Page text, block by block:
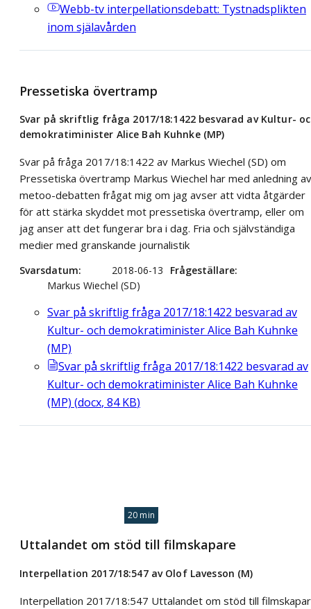
Webb-tv interpellationsdebatt: Tystnadsplikten
inom själavården
Pressetiska övertramp
Svar på skriftlig fråga 2017/18:1422 besvarad av Kultur-
demokratiminister Alice Bah Kuhnke (MP)
Svar på fråga 2017/18:1422 av Markus Wiechel (SD) om
Pressetiska övertramp Markus Wiechel har med anledning av
metoo-debatten frågat mig om jag avser att vidta åtgärder
för att stärka skyddet mot pressetiska övertramp, eller om
jag anser att det fungerar bra i dag. Fria och självständiga
medier med granskande journalistik
Svarsdatum 2018-06-13
Frågeställare
Markus Wiechel (SD)
Svar på skriftlig fråga 2017/18:1422 besvarad av
Kultur- och demokratiminister Alice Bah Kuhnke
(MP)
Svar på skriftlig fråga 2017/18:1422 besvarad av
Kultur- och demokratiminister Alice Bah Kuhnke
(MP) (docx, 84 KB)
20 min
Uttalandet om stöd till filmskapare
Interpellation 2017/18:547 av Olof Lavesson (M)
Interpellation 2017/18:547 Uttalandet om stöd till